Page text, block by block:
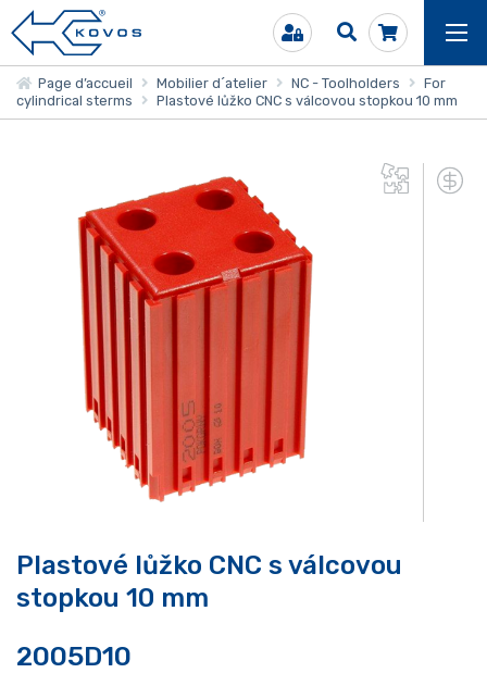
Page d’accueil Mobilier d´atelier NC - Toolholders
For
cylindrical sterms
Plastové lůžko CNC s válcovou stopkou 10 mm
Plastové lůžko CNC s válcovou
stopkou 10 mm
2005D10